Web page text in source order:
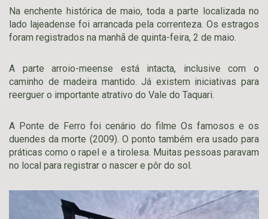
Na enchente histórica de maio, toda a parte localizada no
lado lajeadense foi arrancada pela correnteza. Os estragos
foram registrados na manhã de quinta-feira, 2 de maio.
A parte arroio-meense está intacta, inclusive com o
caminho de madeira mantido. Já existem iniciativas para
reerguer o importante atrativo do Vale do Taquari.
A Ponte de Ferro foi cenário do filme Os famosos e os
duendes da morte (2009). O ponto também era usado para
práticas como o rapel e a tirolesa. Muitas pessoas paravam
no local para registrar o nascer e pôr do sol.